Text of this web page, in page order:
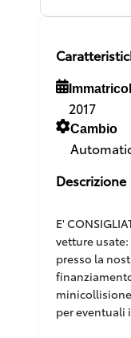
2017
Cambio
Descrizione
E'
vetture
presso la
per eventuali